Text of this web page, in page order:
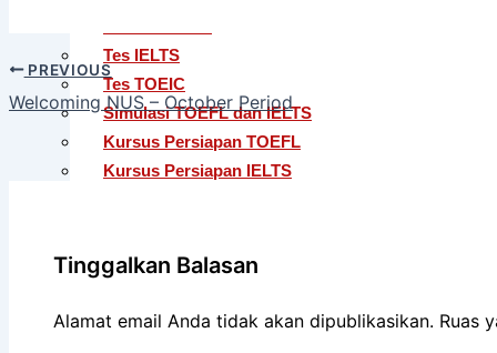
Tes IELTS
Tes TOEIC
Simulasi TOEFL dan IELTS
Kursus Persiapan TOEFL
Kursus Persiapan IELTS
Layanan Editing
Profil
PREVIOUS
Welcoming NUS – October Period
Tinggalkan Balasan
Alamat email Anda tidak akan dipublikasikan. Ruas